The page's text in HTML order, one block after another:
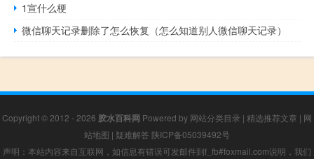
1宣什么梗
微信聊天记录删除了怎么恢复（怎么知道别人微信聊天记录）
Copyright © 2012 - 2026 胶水百科网 Powered by 网站分类目录 | 精选推荐文章 | 网
站地图 | 疑难解答 陕ICP备05039492号
声明：本站内容来自互联网，如信息有错误可发邮件到f_fb#foxmail.com说明，我们